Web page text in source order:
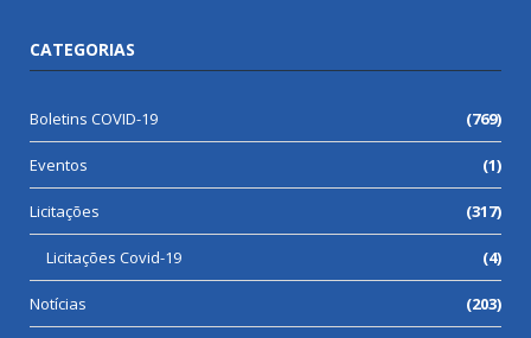
CATEGORIAS
Boletins COVID-19 (769)
Eventos (1)
Licitações (317)
Licitações Covid-19 (4)
Notícias (203)